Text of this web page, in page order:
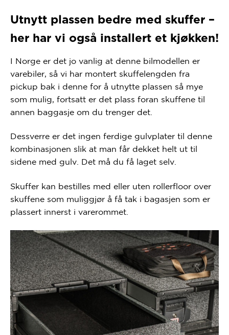
Utnytt plassen bedre med skuffer –
her har vi også installert et kjøkken!
I Norge er det jo vanlig at denne bilmodellen er
varebiler, så vi har montert skuffelengden fra
pickup bak i denne for å utnytte plassen så mye
som mulig, fortsatt er det plass foran skuffene til
annen baggasje om du trenger det.
Dessverre er det ingen ferdige gulvplater til denne
kombinasjonen slik at man får dekket helt ut til
sidene med gulv. Det må du få laget selv.
Skuffer kan bestilles med eller uten rollerfloor over
skuffene som muliggjør å få tak i bagasjen som er
plassert innerst i varerommet.